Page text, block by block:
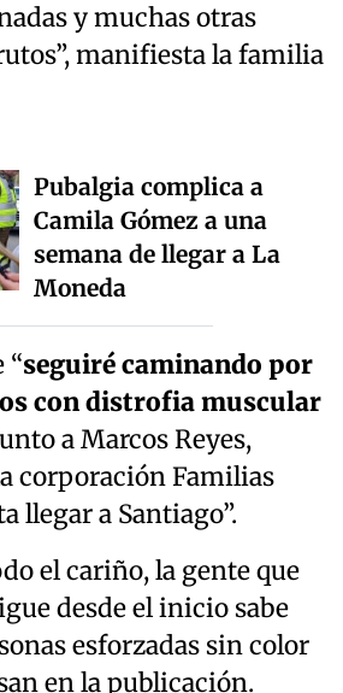
y muchas otras
manifiesta la familia
Pubalgia complica a
Camila Gómez a una
semana de llegar a La
Moneda
“seguiré caminando por
con distrofia muscular
a Marcos Reyes,
corporación Familias
llegar a Santiago”.
el cariño, la gente que
desde el inicio sabe
esforzadas sin color
en la publicación.